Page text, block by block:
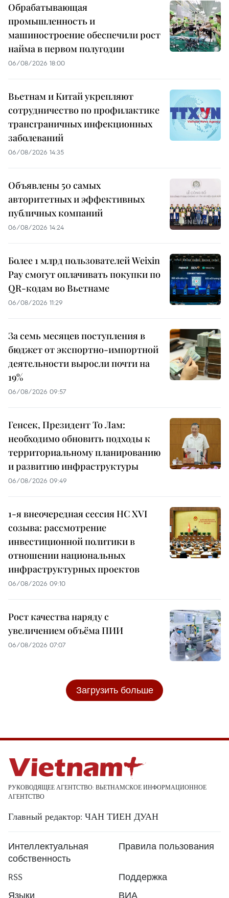
Обрабатывающая
промышленность и
машиностроение обеспечили рост
найма в первом полугодии
06/08/2026 18:00
Вьетнам и Китай укрепляют
сотрудничество по профилактике
трансграничных инфекционных
заболеваний
06/08/2026 14:35
Объявлены 50 самых
авторитетных и эффективных
публичных компаний
06/08/2026 14:24
Более 1 млрд пользователей Weixin
Pay смогут оплачивать покупки по
QR-кодам во Вьетнаме
06/08/2026 11:29
За семь месяцев поступления в
бюджет от экспортно-импортной
деятельности выросли почти на
19%
06/08/2026 09:57
Генсек, Президент То Лам:
необходимо обновить подходы к
территориальному планированию
и развитию инфраструктуры
06/08/2026 09:49
1-я внеочередная сессия НС XVI
созыва: рассмотрение
инвестиционной политики в
отношении национальных
инфраструктурных проектов
06/08/2026 09:10
Рост качества наряду с
увеличением объёма ПИИ
06/08/2026 07:07
Загрузить больше
РУКОВОДЯЩЕЕ АГЕНТСТВО: ВЬЕТНАМСКОЕ ИНФОРМАЦИОННОЕ
АГЕНТСТВО
Главный редактор: ЧАН ТИЕН ДУАН
Интеллектуальная
собственность
Правила пользования
RSS
Поддержка
Языки
ВИА